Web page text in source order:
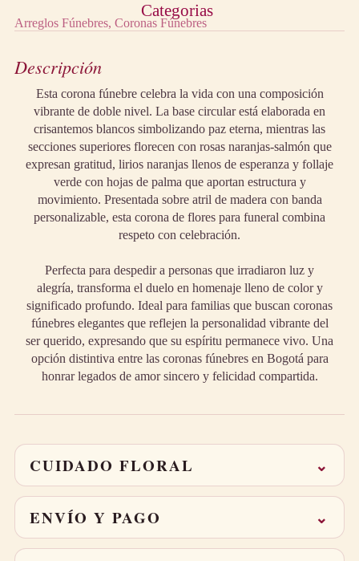
Categorias
Arreglos Fúnebres Coronas Fúnebres
Descripción
Esta corona fúnebre celebra la vida con una composición
vibrante de doble nivel. La base circular está elaborada en
crisantemos blancos simbolizando paz eterna, mientras las
secciones superiores florecen con rosas naranjas-salmón que
expresan gratitud, lirios naranjas llenos de esperanza y follaje
verde con hojas de palma que aportan estructura y
movimiento. Presentada sobre atril de madera con banda
personalizable, esta corona de flores para funeral combina
respeto con celebración.
Perfecta para despedir a personas que irradiaron luz y
alegría, transforma el duelo en homenaje lleno de color y
significado profundo. Ideal para familias que buscan coronas
fúnebres elegantes que reflejen la personalidad vibrante del
ser querido, expresando que su espíritu permanece vivo. Una
opción distintiva entre las coronas fúnebres en Bogotá para
honrar legados de amor sincero y felicidad compartida.
CUIDADO FLORAL ⌄
del sol directo.
ENVÍO Y PAGO ⌄